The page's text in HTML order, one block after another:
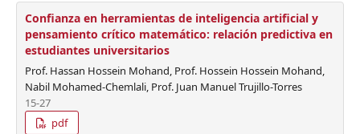
Confianza en herramientas de inteligencia artificial y
pensamiento crítico matemático: relación predictiva en
estudiantes universitarios
Prof. Hassan Hossein Mohand, Prof. Hossein Hossein Mohand,
Nabil Mohamed-Chemlali, Prof. Juan Manuel Trujillo-Torres
15-27
pdf